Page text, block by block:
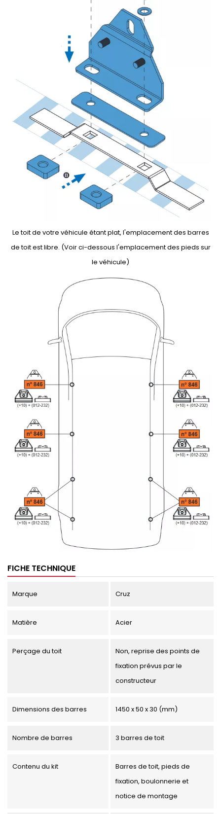
Le toit de votre véhicule étant plat, l'emplacement des barres
de toit est libre. (Voir ci-dessous l'emplacement des pieds sur
le véhicule)
FICHE TECHNIQUE
Marque Cruz
Matière Acier
Perçage du toit
Non, reprise des points de
fixation prévus par le
constructeur
Dimensions des barres 1450 x 50 x 30 (mm)
Nombre de barres 3 barres de toit
Contenu du kit
Barres de toit, pieds de
fixation, boulonnerie et
notice de montage